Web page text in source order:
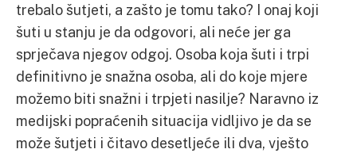
trebalo šutjeti, a zašto je tomu tako? I onaj koji
šuti u stanju je da odgovori, ali neće jer ga
sprječava njegov odgoj. Osoba koja šuti i trpi
definitivno je snažna osoba, ali do koje mjere
možemo biti snažni i trpjeti nasilje? Naravno iz
medijski popraćenih situacija vidljivo je da se
može šutjeti i čitavo desetljeće ili dva, vješto